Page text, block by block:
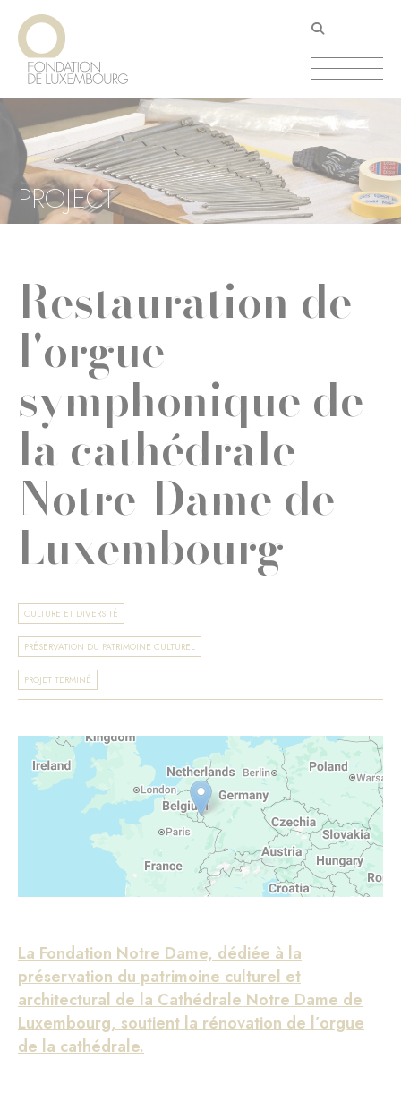
Aller
contenu
principal
PROJECT
Restauration de
l'orgue
symphonique de
la cathédrale
Notre-Dame de
Luxembourg
CULTURE ET DIVERSITÉ
PRÉSERVATION DU PATRIMOINE CULTUREL
PROJET TERMINÉ
La Fondation Notre Dame, dédiée à la
préservation du patrimoine culturel et
architectural de la Cathédrale Notre Dame de
Luxembourg, soutient la rénovation de l’orgue
de la cathédrale.
Panneau de gestion des cookies